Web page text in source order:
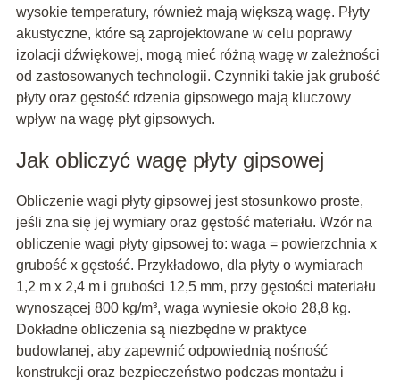
wysokie temperatury, również mają większą wagę. Płyty
akustyczne, które są zaprojektowane w celu poprawy
izolacji dźwiękowej, mogą mieć różną wagę w zależności
od zastosowanych technologii. Czynniki takie jak grubość
płyty oraz gęstość rdzenia gipsowego mają kluczowy
wpływ na wagę płyt gipsowych.
Jak obliczyć wagę płyty gipsowej
Obliczenie wagi płyty gipsowej jest stosunkowo proste,
jeśli zna się jej wymiary oraz gęstość materiału. Wzór na
obliczenie wagi płyty gipsowej to: waga = powierzchnia x
grubość x gęstość. Przykładowo, dla płyty o wymiarach
1,2 m x 2,4 m i grubości 12,5 mm, przy gęstości materiału
wynoszącej 800 kg/m³, waga wyniesie około 28,8 kg.
Dokładne obliczenia są niezbędne w praktyce
budowlanej, aby zapewnić odpowiednią nośność
konstrukcji oraz bezpieczeństwo podczas montażu i